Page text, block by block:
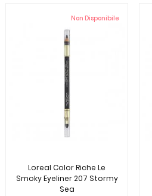
Non Disponibile
Loreal Color Riche Le
Smoky Eyeliner 207 Stormy
Sea